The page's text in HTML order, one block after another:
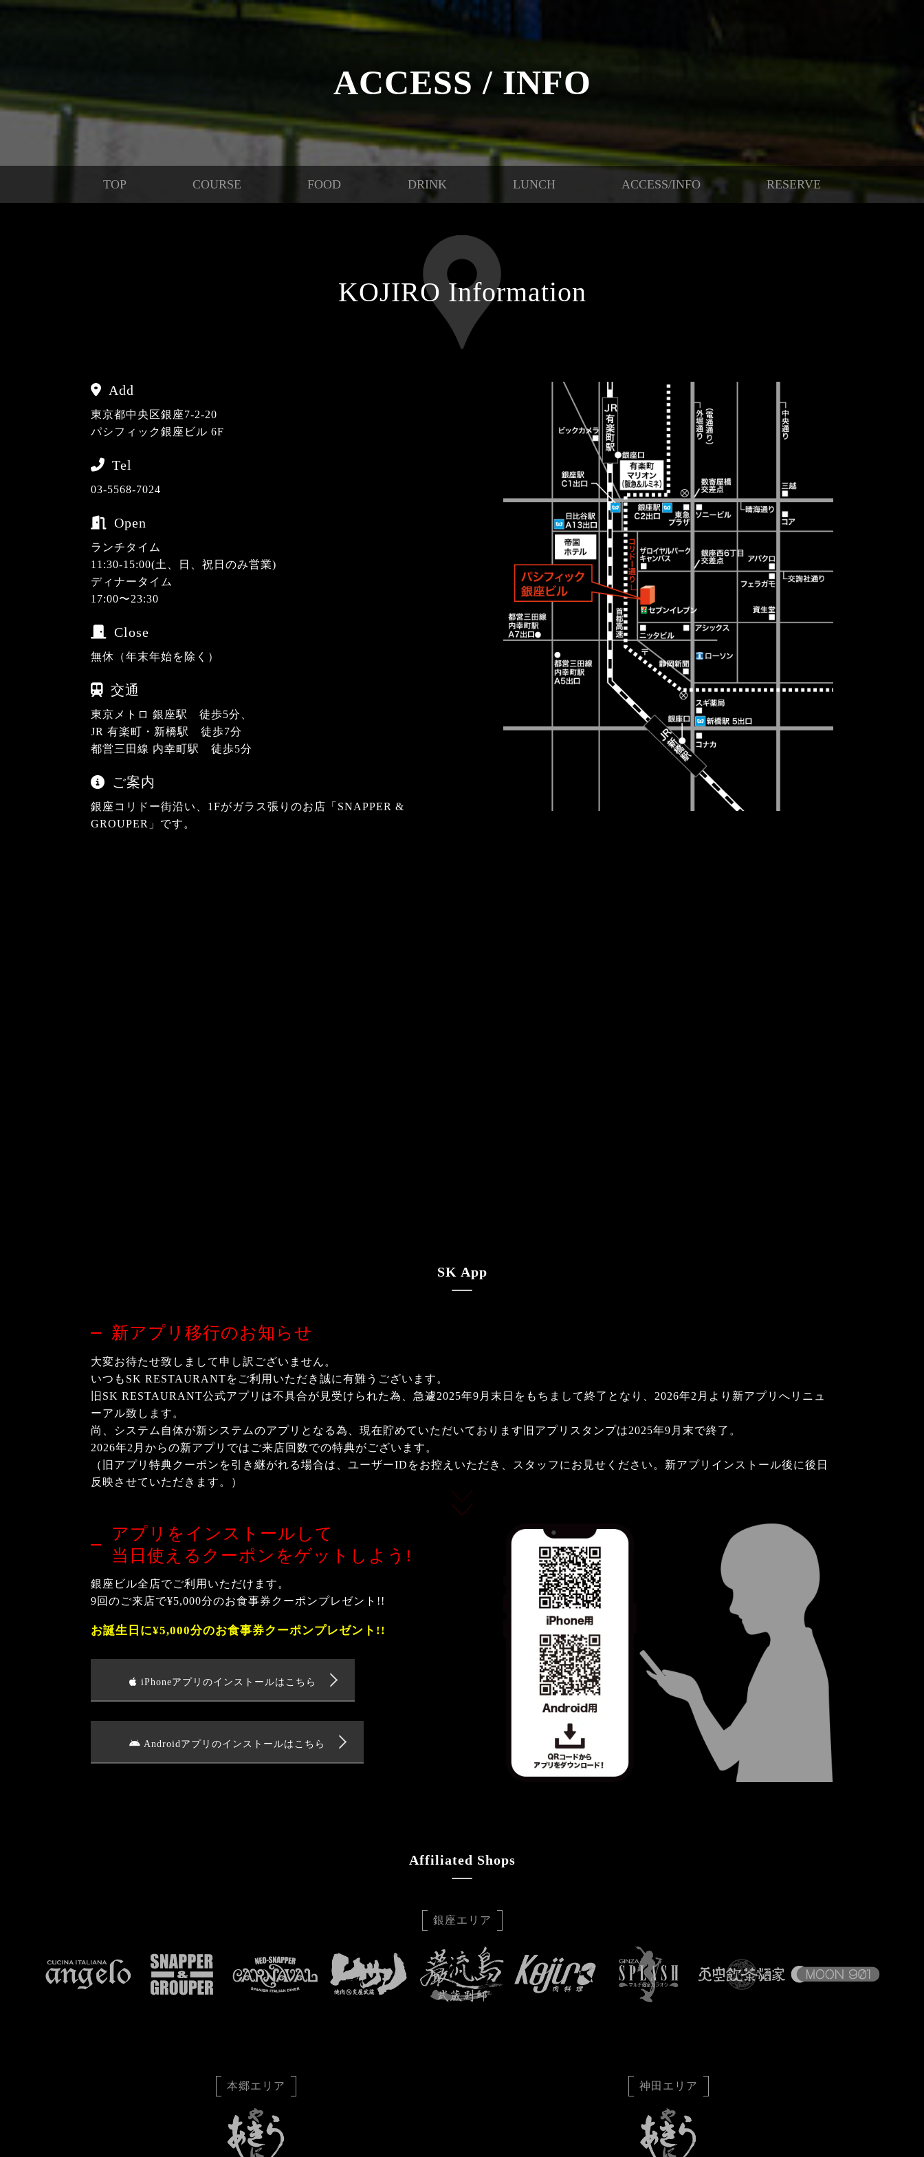
ACCESS / INFO
TOP COURSE FOOD DRINK LUNCH ACCESS/INFO RESERVE
KOJIRO Information
Add
東京都中央区銀座7-2-20
パシフィック銀座ビル 6F
Tel
03-5568-7024
Open
ランチタイム
11:30-15:00(土、日、祝日のみ営業)
ディナータイム
17:00〜23:30
Close
無休（年末年始を除く）
交通
東京メトロ 銀座駅 徒歩5分、
JR 有楽町・新橋駅 徒歩7分
都営三田線 内幸町駅 徒歩5分
ご案内
銀座コリドー街沿い、1Fがガラス張りのお店「SNAPPER &
GROUPER」です。
SK App
新アプリ移行のお知らせ
大変お待たせ致しまして申し訳ございません。
いつもSK RESTAURANTをご利用いただき誠に有難うございます。
旧SK RESTAURANT公式アプリは不具合が見受けられた為、急遽2025年9月末日をもちまして終了となり、2026年2月より新アプリへリニュ
ーアル致します。
尚、システム自体が新システムのアプリとなる為、現在貯めていただいております旧アプリスタンプは2025年9月末で終了。
2026年2月からの新アプリではご来店回数での特典がございます。
（旧アプリ特典クーポンを引き継がれる場合は、ユーザーIDをお控えいただき、スタッフにお見せください。新アプリインストール後に後日
反映させていただきます。）
アプリをインストールして
当日使えるクーポンをゲットしよう!
銀座ビル全店でご利用いただけます。
9回のご来店で¥5,000分のお食事券クーポンプレゼント!!
お誕生日に¥5,000分のお食事券クーポンプレゼント!!
iPhoneアプリのインストールはこちら
Androidアプリのインストールはこちら
Affiliated Shops
銀座エリア
本郷エリア 神田エリア